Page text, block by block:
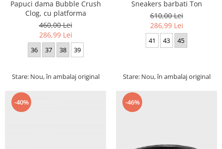
Papuci dama Bubble Crush
Clog, cu platforma
460,00 Lei
286,99 Lei
36 37 38 39
Stare: Nou, în ambalaj original
Sneakers barbati Ton
610,00 Lei
286,99 Lei
41 43 45
Stare: Nou, în ambalaj original
-40% -46%